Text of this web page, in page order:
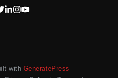
with GeneratePress